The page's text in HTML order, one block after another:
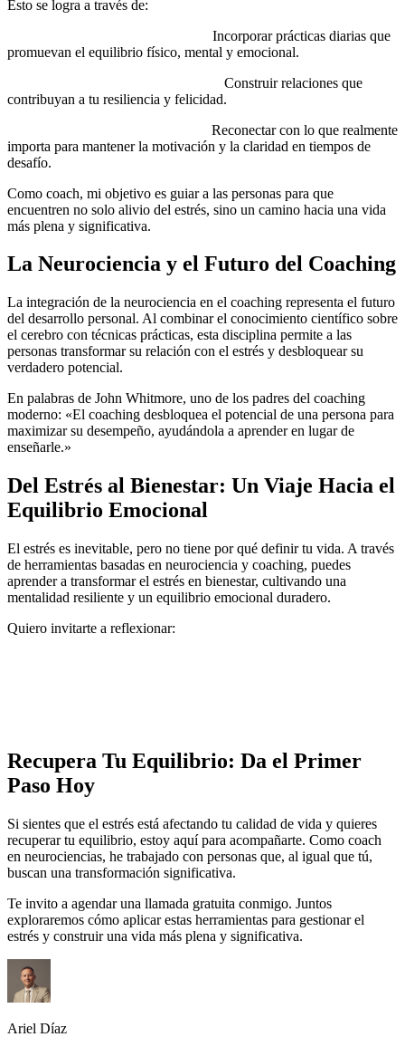
Esto se logra a través de:
Incorporar prácticas diarias que
promuevan el equilibrio físico, mental y emocional.
Construir relaciones que
contribuyan a tu resiliencia y felicidad.
Reconectar con lo que realmente
importa para mantener la motivación y la claridad en tiempos de
desafío.
Como coach, mi objetivo es guiar a las personas para que
encuentren no solo alivio del estrés, sino un camino hacia una vida
más plena y significativa.
La Neurociencia y el Futuro del Coaching
La integración de la neurociencia en el coaching representa el futuro
del desarrollo personal. Al combinar el conocimiento científico sobre
el cerebro con técnicas prácticas, esta disciplina permite a las
personas transformar su relación con el estrés y desbloquear su
verdadero potencial.
En palabras de John Whitmore, uno de los padres del coaching
moderno: «El coaching desbloquea el potencial de una persona para
maximizar su desempeño, ayudándola a aprender en lugar de
enseñarle.»
Del Estrés al Bienestar: Un Viaje Hacia el
Equilibrio Emocional
El estrés es inevitable, pero no tiene por qué definir tu vida. A través
de herramientas basadas en neurociencia y coaching, puedes
aprender a transformar el estrés en bienestar, cultivando una
mentalidad resiliente y un equilibrio emocional duradero.
Quiero invitarte a reflexionar:
Recupera Tu Equilibrio: Da el Primer
Paso Hoy
Si sientes que el estrés está afectando tu calidad de vida y quieres
recuperar tu equilibrio, estoy aquí para acompañarte. Como coach
en neurociencias, he trabajado con personas que, al igual que tú,
buscan una transformación significativa.
Te invito a agendar una llamada gratuita conmigo. Juntos
exploraremos cómo aplicar estas herramientas para gestionar el
estrés y construir una vida más plena y significativa.
Ariel Díaz